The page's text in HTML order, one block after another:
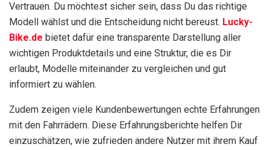
Vertrauen. Du möchtest sicher sein, dass Du das richtige
Modell wählst und die Entscheidung nicht bereust. Lucky-
Bike.de bietet dafür eine transparente Darstellung aller
wichtigen Produktdetails und eine Struktur, die es Dir
erlaubt, Modelle miteinander zu vergleichen und gut
informiert zu wählen.
Zudem zeigen viele Kundenbewertungen echte Erfahrungen
mit den Fahrrädern. Diese Erfahrungsberichte helfen Dir
einzuschätzen, wie zufrieden andere Nutzer mit ihrem Kauf